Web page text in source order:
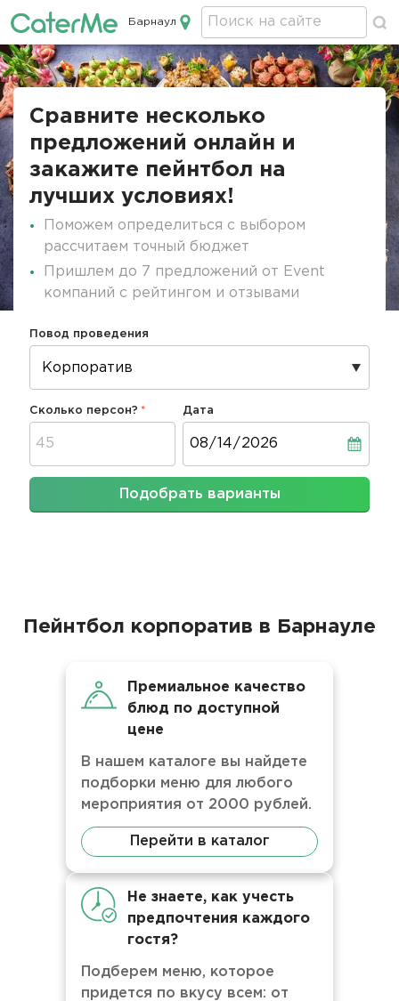
Кейтеринг в Барнауле
Барнаул
Строка
Сравните несколько
предложений онлайн и
закажите пейнтбол на
лучших условиях!
Поможем определиться с выбором
рассчитаем точный бюджет
Пришлем до 7 предложений от Event
компаний с рейтингом и отзывами
Повод проведения
Сколько персон? Дата
Подобрать варианты
Пейнтбол корпоратив в Барнауле
Премиальное качество
блюд по доступной
цене
В нашем каталоге вы найдете
подборки меню для любого
мероприятия от 2000 рублей.
Перейти в каталог
Не знаете, как учесть
предпочтения каждого
гостя?
Подберем меню, которое
придется по вкусу всем: от